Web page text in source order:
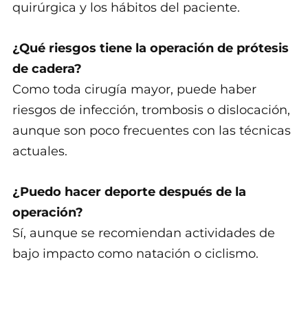
quirúrgica y los hábitos del paciente.
¿Qué riesgos tiene la operación de prótesis
de cadera?
Como toda cirugía mayor, puede haber
riesgos de infección, trombosis o dislocación,
aunque son poco frecuentes con las técnicas
actuales.
¿Puedo hacer deporte después de la
operación?
Sí, aunque se recomiendan actividades de
bajo impacto como natación o ciclismo.